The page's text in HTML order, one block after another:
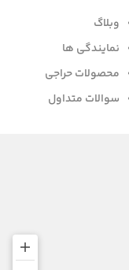
وبلاگ
نمایندگی ها
محصولات حراجی
سوالات متداول